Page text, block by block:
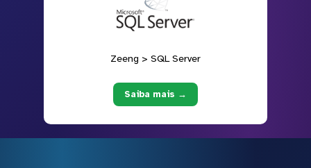
Zeeng > SQL Server
Saiba mais →